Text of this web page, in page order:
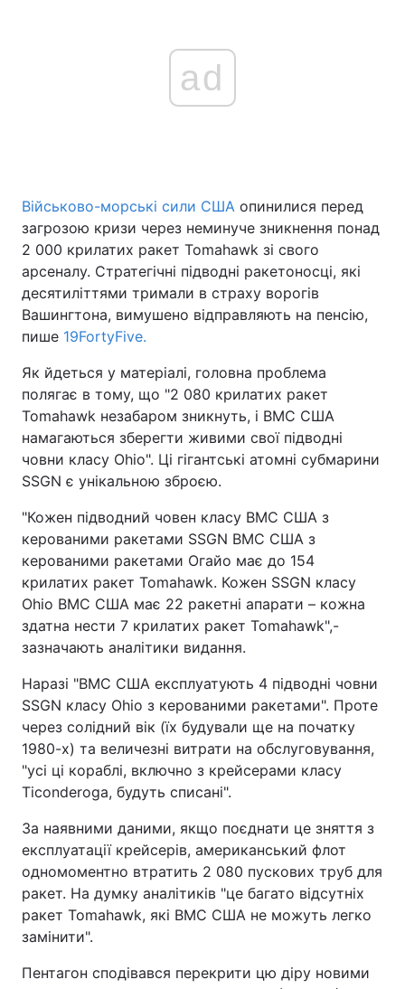
ad
Військово-морські сили США опинилися перед
загрозою кризи через неминуче зникнення понад
2 000 крилатих ракет Tomahawk зі свого
арсеналу. Стратегічні підводні ракетоносці, які
десятиліттями тримали в страху ворогів
Вашингтона, вимушено відправляють на пенсію,
пише 19FortyFive.
Як йдеться у матеріалі, головна проблема
полягає в тому, що "2 080 крилатих ракет
Tomahawk незабаром зникнуть, і ВМС США
намагаються зберегти живими свої підводні
човни класу Ohio". Ці гігантські атомні субмарини
SSGN є унікальною зброєю.
"Кожен підводний човен класу ВМС США з
керованими ракетами SSGN ВМС США з
керованими ракетами Огайо має до 154
крилатих ракет Tomahawk. Кожен SSGN класу
Ohio ВМС США має 22 ракетні апарати – кожна
здатна нести 7 крилатих ракет Tomahawk",-
зазначають аналітики видання.
Наразі "ВМС США експлуатують 4 підводні човни
SSGN класу Ohio з керованими ракетами". Проте
через солідний вік (їх будували ще на початку
1980-х) та величезні витрати на обслуговування,
"усі ці кораблі, включно з крейсерами класу
Ticonderoga, будуть списані".
За наявними даними, якщо поєднати це зняття з
експлуатації крейсерів, американський флот
одномоментно втратить 2 080 пускових труб для
ракет. На думку аналітиків "це багато відсутніх
ракет Tomahawk, які ВМС США не можуть легко
замінити".
Пентагон сподівався перекрити цю діру новими